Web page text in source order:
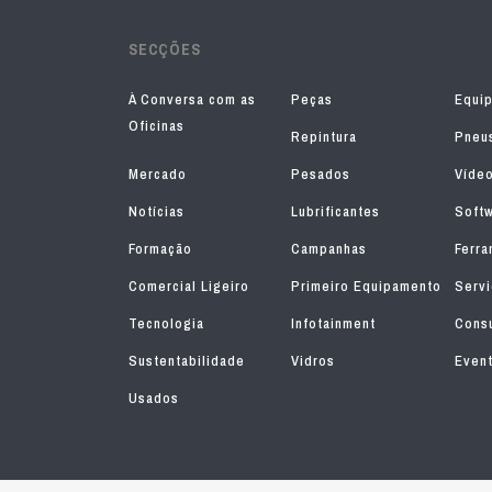
SECÇÕES
À Conversa com as
Oficinas
Peças
Repintura
Mercado
Pesados
Notícias
Lubrificantes
Formação
Campanhas
Comercial Ligeiro
Primeiro Equipamento
Tecnologia
Infotainment
Sustentabilidade
Vidros
Usados